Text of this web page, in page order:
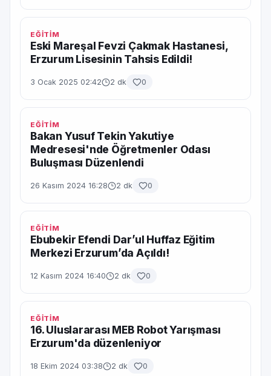
EĞİTİM
Eski Mareşal Fevzi Çakmak Hastanesi,
Erzurum Lisesinin Tahsis Edildi!
3 Ocak 2025 02:42 2 dk 0
EĞİTİM
Bakan Yusuf Tekin Yakutiye
Medresesi'nde Öğretmenler Odası
Buluşması Düzenlendi
26 Kasım 2024 16:28 2 dk 0
EĞİTİM
Ebubekir Efendi Dar’ul Huffaz Eğitim
Merkezi Erzurum’da Açıldı!
12 Kasım 2024 16:40 2 dk 0
EĞİTİM
16. Uluslararası MEB Robot Yarışması
Erzurum'da düzenleniyor
18 Ekim 2024 03:38 2 dk 0